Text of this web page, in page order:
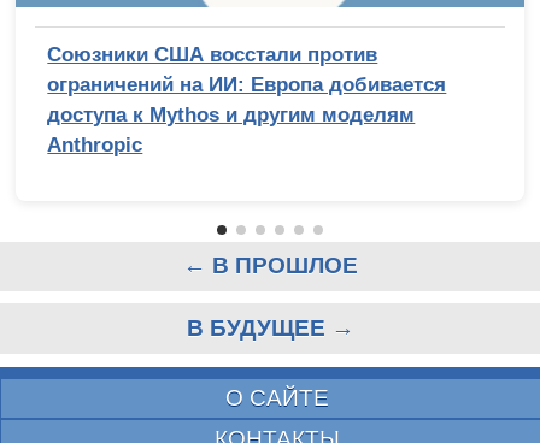
Союзники США восстали против
ограничений на ИИ: Европа добивается
доступа к Mythos и другим моделям
Anthropic
← В ПРОШЛОЕ
В БУДУЩЕЕ →
О САЙТЕ